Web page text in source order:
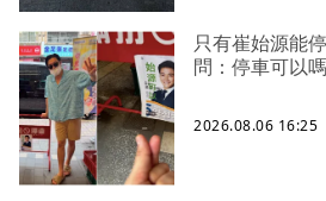
只有崔始源能
問：停車可以
2026.08.06 16:25